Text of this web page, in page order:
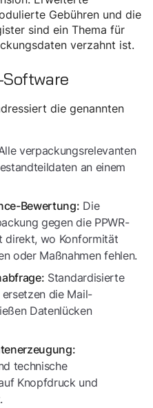
Gebühren und die
sind ein Thema für
verzahnt ist.
die genannten
verpackungsrelevanten
an einem
Bewertung: Die
gegen die PPWR-
direkt, wo Konformität
oder Maßnahmen fehlen.
Standardisierte
die Mail-
Datenlücken
technische
Knopfdruck und